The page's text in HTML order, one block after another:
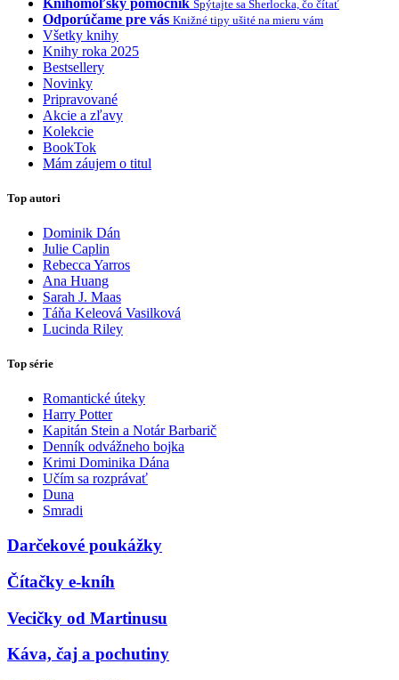
Spýtajte sa Sherlocka, čo čítať
Odporúčame pre vás Knižné tipy ušité na mieru vám
Všetky knihy
Knihy roka 2025
Bestsellery
Novinky
Pripravované
Akcie a zľavy
Kolekcie
BookTok
Mám záujem o titul
Top autori
Dominik Dán
Julie Caplin
Rebecca Yarros
Ana Huang
Sarah J. Maas
Táňa Keleová Vasilková
Lucinda Riley
Top série
Romantické úteky
Harry Potter
Kapitán Stein a Notár Barbarič
Denník odvážneho bojka
Krimi Dominika Dána
Učím sa rozprávať
Duna
Smradi
Darčekové poukážky
Čítačky e-kníh
Vecičky od Martinusu
Káva, čaj a pochutiny